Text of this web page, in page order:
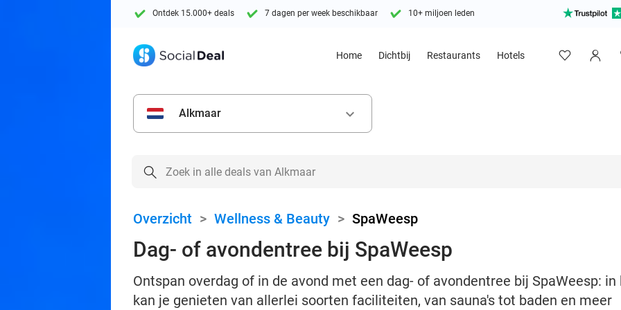
Ontdek 15.000+ deals 7 dagen per week beschikbaar 10+ miljoen leden
Home Dichtbij Restaurants Hotels
Alkmaar keyboard_arrow_down
Overzicht > Wellness & Beauty > SpaWeesp
Dag- of avondentree bij SpaWeesp
Ontspan overdag of in de avond met een dag- of avondentree bij SpaWeesp:
kan je genieten van allerlei soorten faciliteiten, van sauna's tot baden en meer